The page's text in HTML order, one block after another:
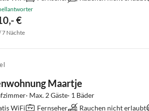
€
7 Nächte
Maartje
Max. 2 Gäste· 1 Bäder
WiFi
Fernseher Rauchen nicht erlaubt